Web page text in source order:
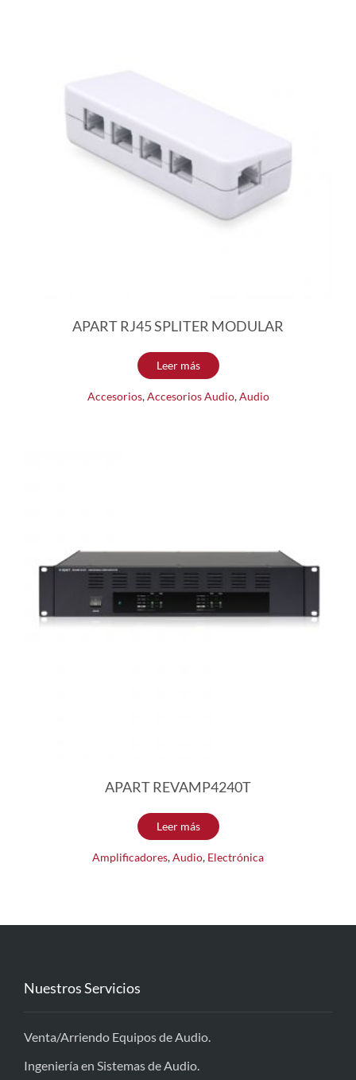
APART RJ45 SPLITER MODULAR
Leer más
Accesorios,Accesorios Audio,Audio
APART REVAMP4240T
Leer más
Amplificadores,Audio, Electrónica
Nuestros Servicios
Venta/Arriendo Equipos de Audio.
Ingeniería en Sistemas de Audio.